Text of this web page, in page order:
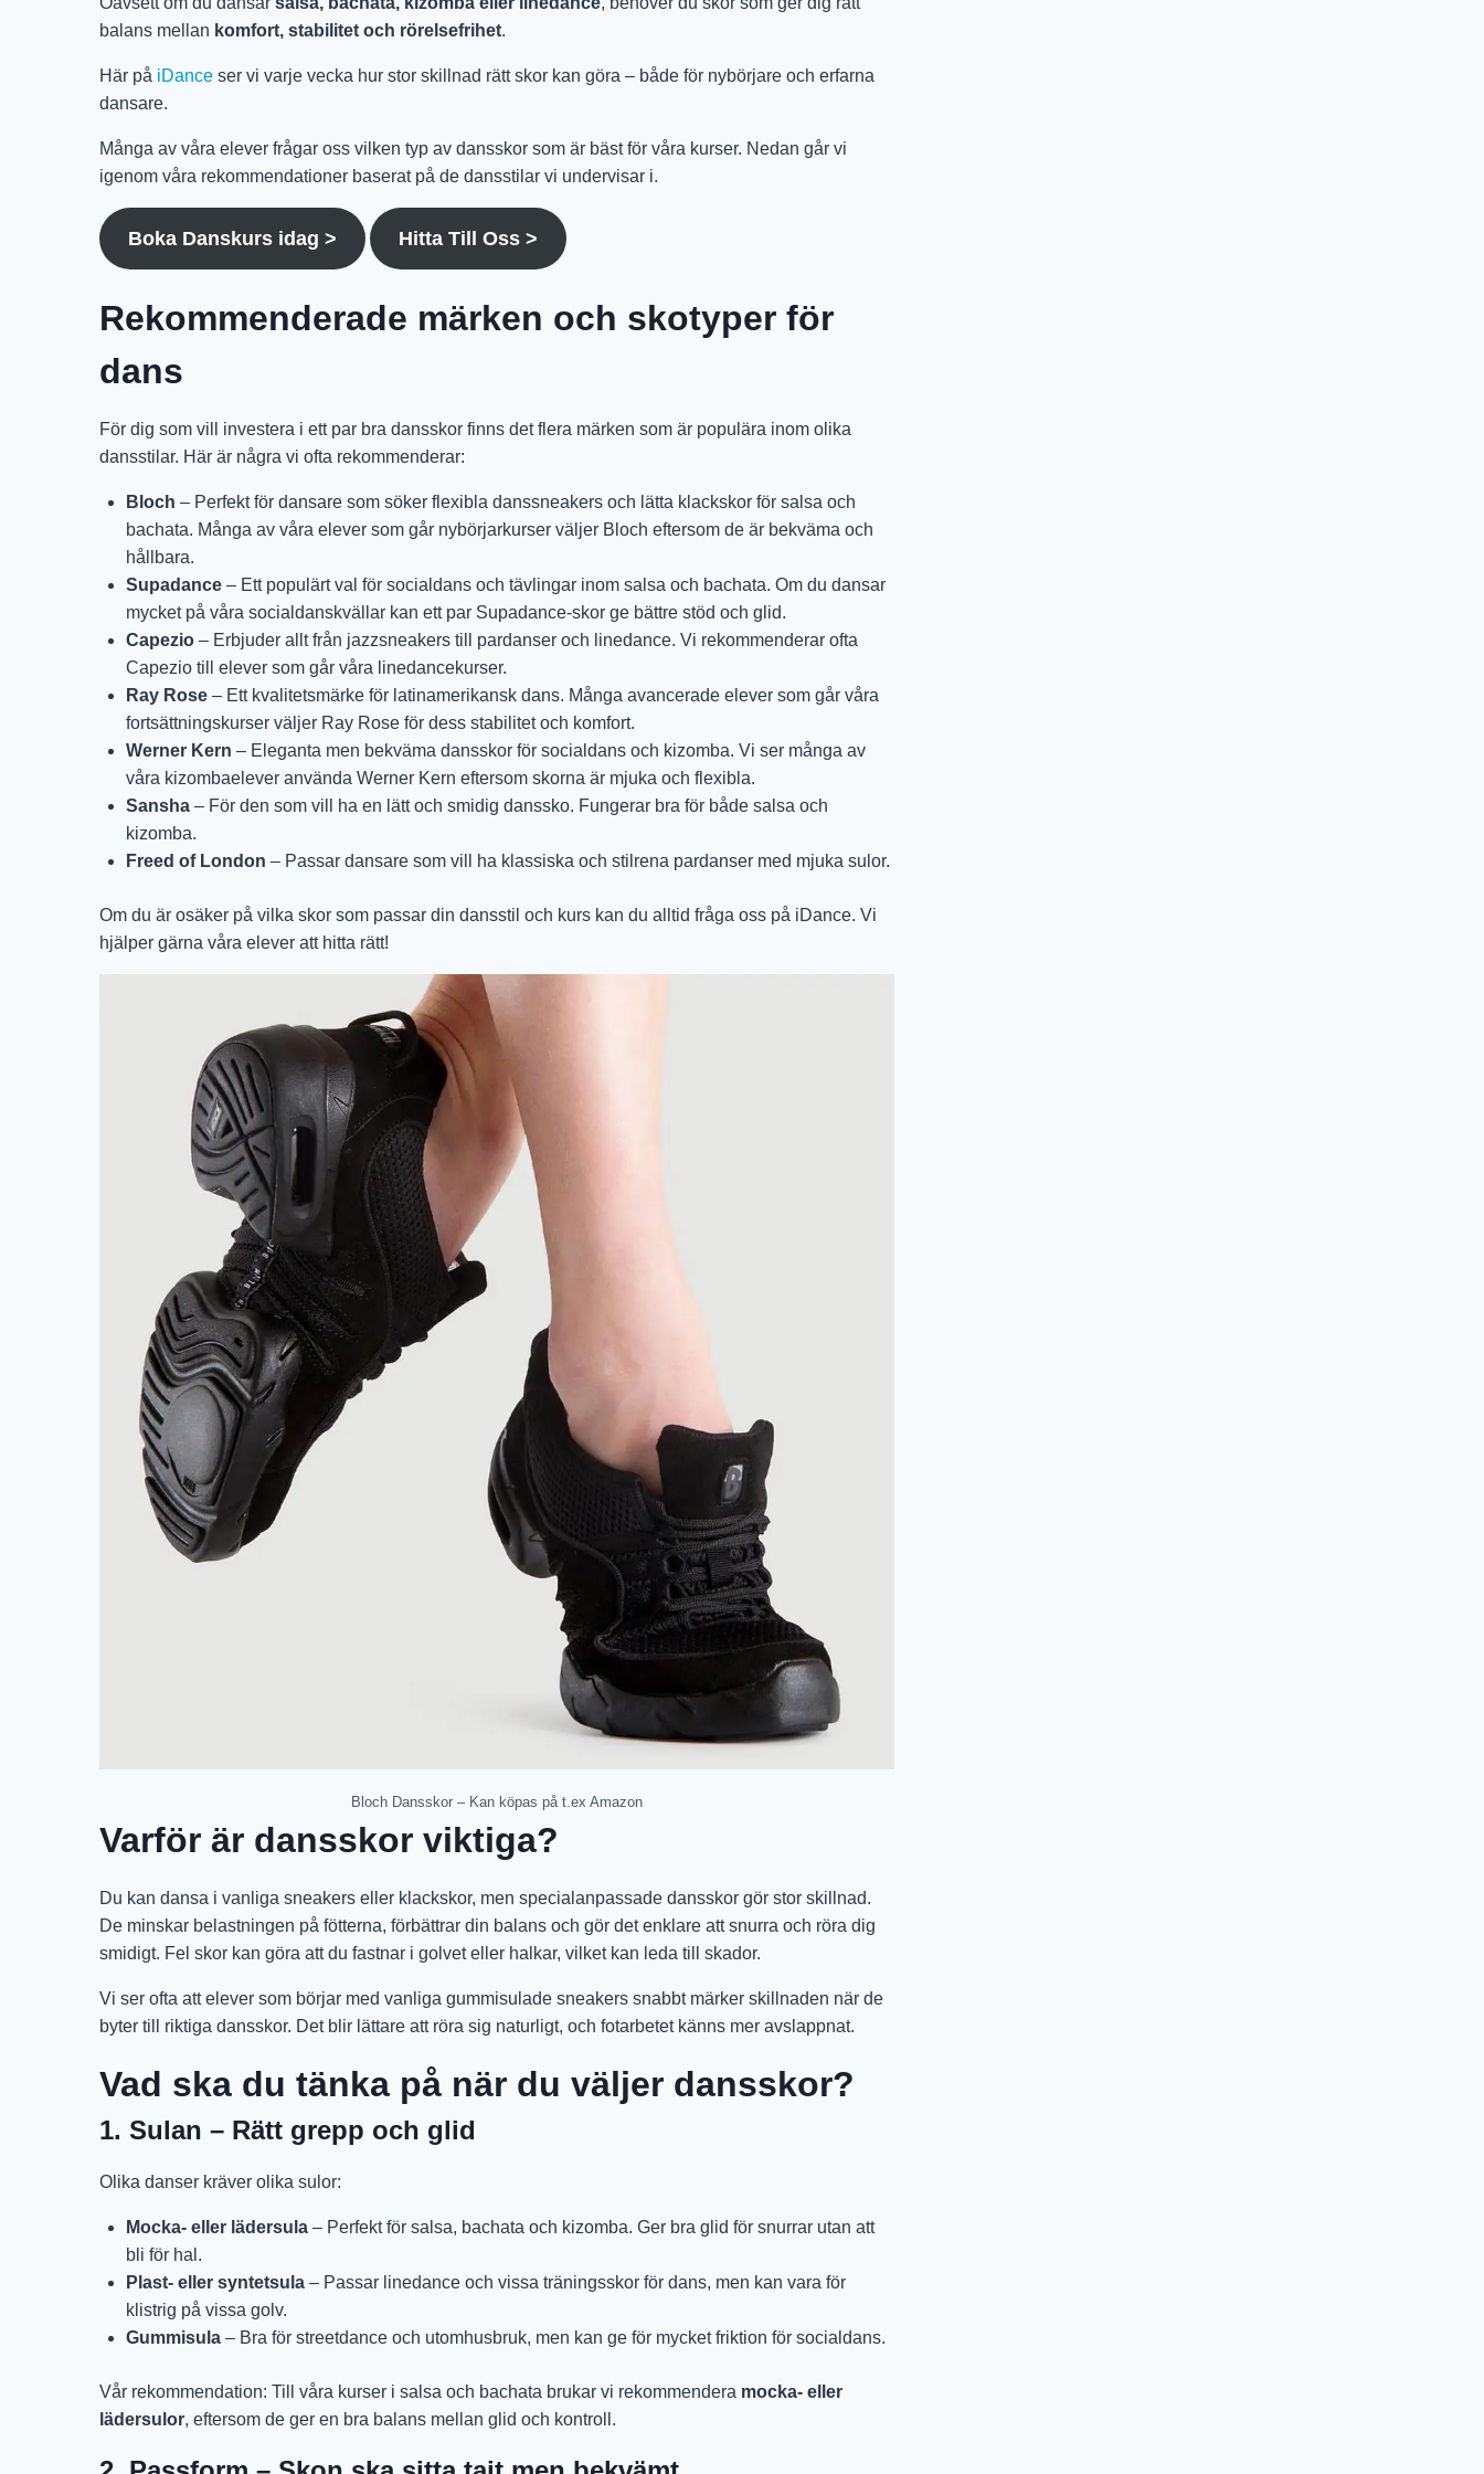
balans mellan komfort, stabilitet och rörelsefrihet.
Här på iDance ser vi varje vecka hur stor skillnad rätt skor kan göra – både för nybörjare och erfarna
dansare.
Många av våra elever frågar oss vilken typ av dansskor som är bäst för våra kurser. Nedan går vi
igenom våra rekommendationer baserat på de dansstilar vi undervisar i.
Boka Danskurs idag > Hitta Till Oss >
Rekommenderade märken och skotyper för
dans
För dig som vill investera i ett par bra dansskor finns det flera märken som är populära inom olika
dansstilar. Här är några vi ofta rekommenderar:
Bloch – Perfekt för dansare som söker flexibla danssneakers och lätta klackskor för salsa och
bachata. Många av våra elever som går nybörjarkurser väljer Bloch eftersom de är bekväma och
hållbara.
Supadance – Ett populärt val för socialdans och tävlingar inom salsa och bachata. Om du dansar
mycket på våra socialdanskvällar kan ett par Supadance-skor ge bättre stöd och glid.
Capezio – Erbjuder allt från jazzsneakers till pardanser och linedance. Vi rekommenderar ofta
Capezio till elever som går våra linedancekurser.
Ray Rose – Ett kvalitetsmärke för latinamerikansk dans. Många avancerade elever som går våra
fortsättningskurser väljer Ray Rose för dess stabilitet och komfort.
Werner Kern – Eleganta men bekväma dansskor för socialdans och kizomba. Vi ser många av
våra kizombaelever använda Werner Kern eftersom skorna är mjuka och flexibla.
Sansha – För den som vill ha en lätt och smidig danssko. Fungerar bra för både salsa och
kizomba.
Freed of London – Passar dansare som vill ha klassiska och stilrena pardanser med mjuka sulor.
Om du är osäker på vilka skor som passar din dansstil och kurs kan du alltid fråga oss på iDance. Vi
hjälper gärna våra elever att hitta rätt!
Bloch Dansskor – Kan köpas på t.ex Amazon
Varför är dansskor viktiga?
Du kan dansa i vanliga sneakers eller klackskor, men specialanpassade dansskor gör stor skillnad.
De minskar belastningen på fötterna, förbättrar din balans och gör det enklare att snurra och röra dig
smidigt. Fel skor kan göra att du fastnar i golvet eller halkar, vilket kan leda till skador.
Vi ser ofta att elever som börjar med vanliga gummisulade sneakers snabbt märker skillnaden när de
byter till riktiga dansskor. Det blir lättare att röra sig naturligt, och fotarbetet känns mer avslappnat.
Vad ska du tänka på när du väljer dansskor?
1. Sulan – Rätt grepp och glid
Olika danser kräver olika sulor:
Mocka- eller lädersula – Perfekt för salsa, bachata och kizomba. Ger bra glid för snurrar utan att
bli för hal.
Plast- eller syntetsula – Passar linedance och vissa träningsskor för dans, men kan vara för
klistrig på vissa golv.
Gummisula – Bra för streetdance och utomhusbruk, men kan ge för mycket friktion för socialdans.
Vår rekommendation: Till våra kurser i salsa och bachata brukar vi rekommendera mocka- eller
lädersulor, eftersom de ger en bra balans mellan glid och kontroll.